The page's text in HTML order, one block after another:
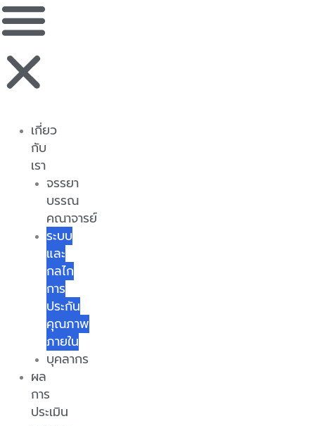
เกี่ยว
กับ
เรา
จรรยา
บรรณ
คณาจารย์
ระบบ
และ
กลไก
การ
ประกัน
คุณภาพ
ภายใน
บุคลากร
ผล
การ
ประเมิน